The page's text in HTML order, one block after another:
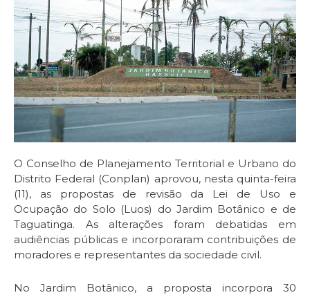
O Conselho de Planejamento Territorial e Urbano do
Distrito Federal (Conplan) aprovou, nesta quinta-feira
(11), as propostas de revisão da Lei de Uso e
Ocupação do Solo (Luos) do Jardim Botânico e de
Taguatinga. As alterações foram debatidas em
audiências públicas e incorporaram contribuições de
moradores e representantes da sociedade civil.
No Jardim Botânico, a proposta incorpora 30